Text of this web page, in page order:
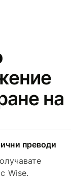
на
преводи
с Wise.